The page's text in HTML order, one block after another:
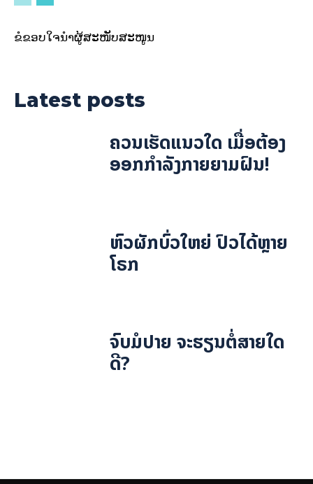
ຂໍຂອບໃຈນຳຜູ້ສະໜັບສະໜູນ
Latest posts
ຄວນເຮັດແນວໃດ ເມື່ອຕ້ອງ
ອອກກຳລັງກາຍຍາມຝົນ!
ຫົວຜັກບົ່ວໃຫຍ່ ປົວໄດ້ຫຼາຍ
ໂຣກ
ຈົບມໍປາຍ ຈະຮຽນຕໍ່ສາຍໃດ
ດີ?